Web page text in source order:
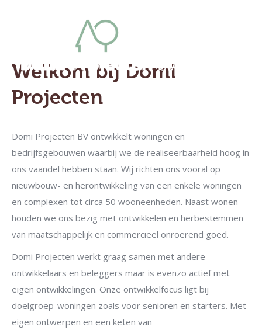
Welkom bij Domi
Projecten
Domi Projecten BV ontwikkelt woningen en
bedrijfsgebouwen waarbij we de realiseerbaarheid hoog in
ons vaandel hebben staan. Wij richten ons vooral op
nieuwbouw- en herontwikkeling van een enkele woningen
en complexen tot circa 50 wooneenheden. Naast wonen
houden we ons bezig met ontwikkelen en herbestemmen
van maatschappelijk en commercieel onroerend goed.
Domi Projecten werkt graag samen met andere
ontwikkelaars en beleggers maar is evenzo actief met
eigen ontwikkelingen. Onze ontwikkelfocus ligt bij
doelgroep-woningen zoals voor senioren en starters. Met
eigen ontwerpen en een keten van